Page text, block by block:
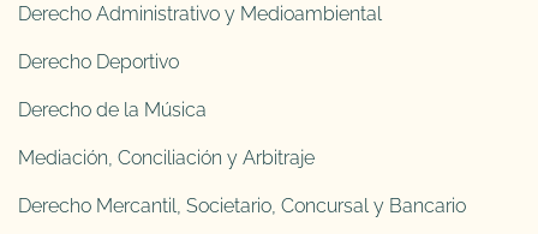
Derecho Administrativo y Medioambiental
Derecho Deportivo
Derecho de la Música
Mediación, Conciliación y Arbitraje
Derecho Mercantil, Societario, Concursal y Bancario